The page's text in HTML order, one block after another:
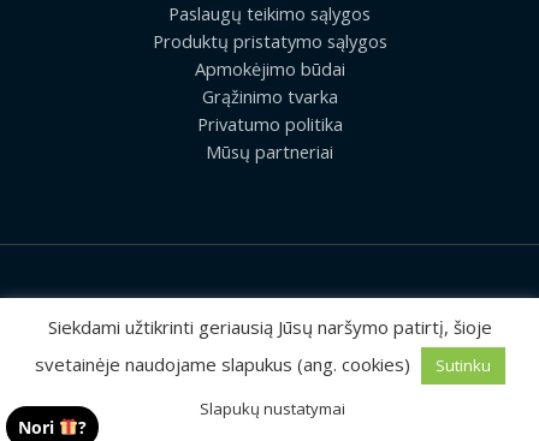
Paslaugų teikimo sąlygos
Produktų pristatymo sąlygos
Apmokėjimo būdai
Grąžinimo tvarka
Privatumo politika
Mūsų partneriai
2026 © Visos teisės saugomos | UAB „Rilis“
Sprendimas:MEDIAERN
Siekdami užtikrinti geriausią Jūsų naršymo patirtį, šioje
svetainėje naudojame slapukus (ang. cookies)
Sutinku
Slapukų nustatymai
Nori ?